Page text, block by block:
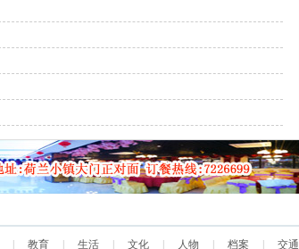
教育 生活 文化 人物 档案 交通